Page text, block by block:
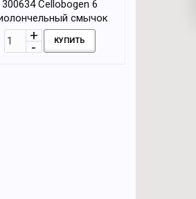
300634 Cellobogen 6
смычок
3/4, Doerfler
КУПИТЬ